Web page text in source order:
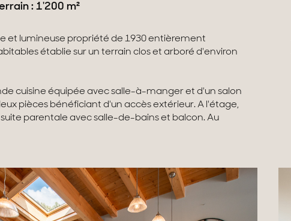
: 1'200 m²
et lumineuse propriété de 1930 entièrement
établie sur un terrain clos et arboré d'environ
cuisine équipée avec salle-à-manger et d'un salon
pièces bénéficiant d'un accès extérieur. A l'étage,
parentale avec salle-de-bains et balcon. Au